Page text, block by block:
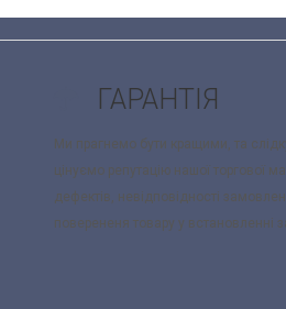
ГАРАНТІЯ
Ми прагнемо бути кращими, та
цінуємо репутацію нашої торгової
дефектів, невідповідності
поверененя товару у встановленні